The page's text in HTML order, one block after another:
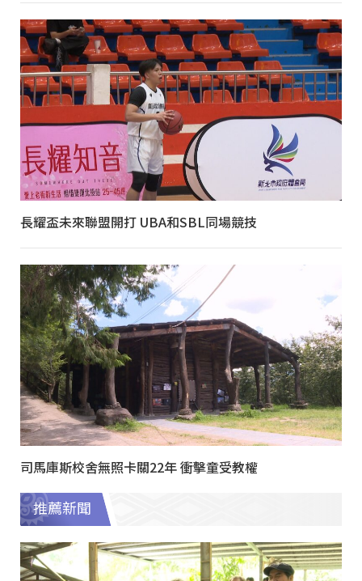
長耀盃未來聯盟開打 UBA和SBL同場競技
司馬庫斯校舍無照卡關22年 衝擊童受教權
推薦新聞